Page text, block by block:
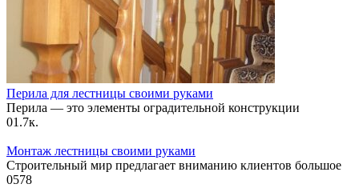
Перила для лестницы своими руками
Перила — это элементы оградительной конструкции
01.7к.
Монтаж лестницы своими руками
Строительный мир предлагает вниманию клиентов большое
0578